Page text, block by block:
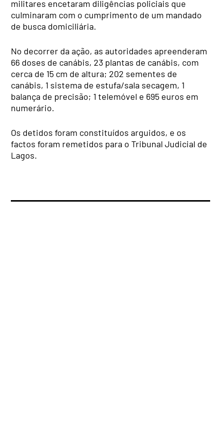
militares encetaram diligências policiais que
culminaram com o cumprimento de um mandado
de busca domiciliária.
No decorrer da ação, as autoridades apreenderam
66 doses de canábis, 23 plantas de canábis, com
cerca de 15 cm de altura; 202 sementes de
canábis, 1 sistema de estufa/sala secagem, 1
balança de precisão; 1 telemóvel e 695 euros em
numerário.
Os detidos foram constituídos arguidos, e os
factos foram remetidos para o Tribunal Judicial de
Lagos.